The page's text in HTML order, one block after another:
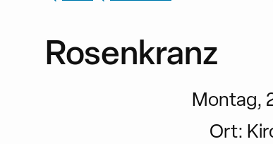
Rosenkranz
Montag,
Ort: